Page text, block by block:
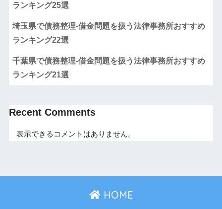
ランキング25選
埼玉県で債務整理-借金問題を扱う法律事務所おすすめ
ランキング22選
千葉県で債務整理-借金問題を扱う法律事務所おすすめ
ランキング21選
Recent Comments
表示できるコメントはありません。
HOME